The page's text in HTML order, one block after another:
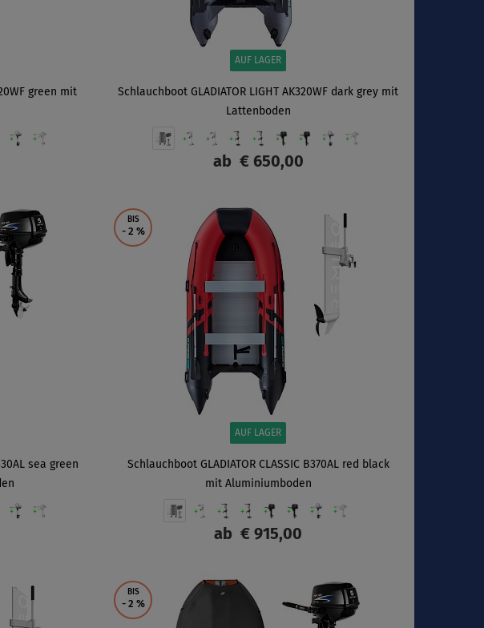
green mit
AUF LAGER
Schlauchboot GLADIATOR LIGHT AK320WF dark grey mit
Lattenboden
ab € 650,00
sea green
BIS
- 2 %
AUF LAGER
Schlauchboot GLADIATOR CLASSIC B370AL red black
mit Aluminiumboden
ab € 915,00
BIS
- 2 %